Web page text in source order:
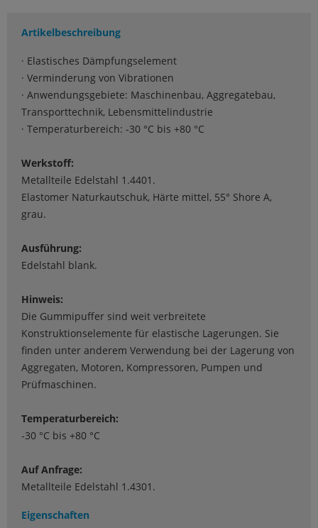
Artikelbeschreibung
· Elastisches Dämpfungselement
· Verminderung von Vibrationen
· Anwendungsgebiete: Maschinenbau, Aggregatebau,
Transporttechnik, Lebensmittelindustrie
· Temperaturbereich: -30 °C bis +80 °C
Werkstoff:
Metallteile Edelstahl 1.4401.
Elastomer Naturkautschuk, Härte mittel, 55° Shore A,
grau.
Ausführung:
Edelstahl blank.
Hinweis:
Die Gummipuffer sind weit verbreitete
Konstruktionselemente für elastische Lagerungen. Sie
finden unter anderem Verwendung bei der Lagerung von
Aggregaten, Motoren, Kompressoren, Pumpen und
Prüfmaschinen.
Temperaturbereich:
-30 °C bis +80 °C
Auf Anfrage:
Metallteile Edelstahl 1.4301.
Eigenschaften